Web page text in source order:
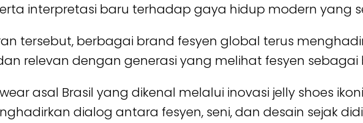
interpretasi baru terhadap gaya hidup modern yang
tersebut, berbagai brand fesyen global terus
relevan dengan generasi yang melihat fesyen sebagai
asal Brasil yang dikenal melalui inovasi jelly shoes
dialog antara fesyen, seni, dan desain sejak